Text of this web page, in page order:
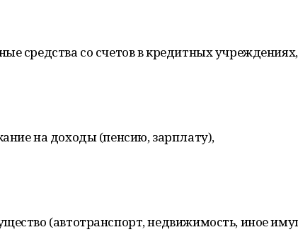
средства со счетов в кредитных учреждениях,
на доходы (пенсию, зарплату),
(автотранспорт, недвижимость, иное